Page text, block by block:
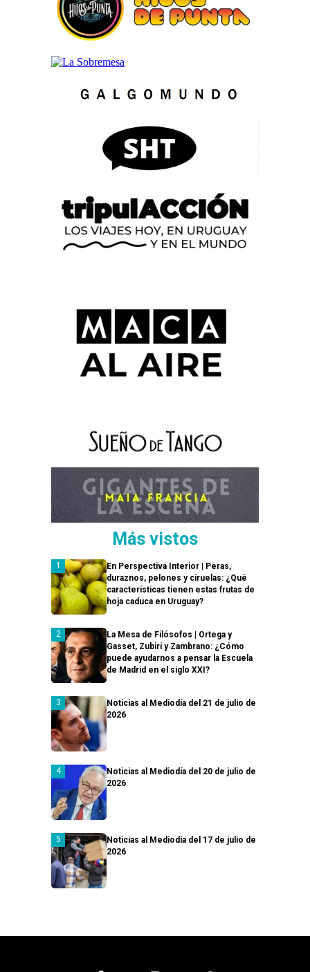
Más vistos
En Perspectiva Interior | Peras,
duraznos, pelones y ciruelas: ¿Qué
características tienen estas frutas de
hoja caduca en Uruguay?
La Mesa de Filósofos | Ortega y
Gasset, Zubiri y Zambrano: ¿Cómo
puede ayudarnos a pensar la Escuela
de Madrid en el siglo XXI?
Noticias al Mediodía del 21 de julio de
2026
Noticias al Mediodía del 20 de julio de
2026
Noticias al Mediodía del 17 de julio de
2026